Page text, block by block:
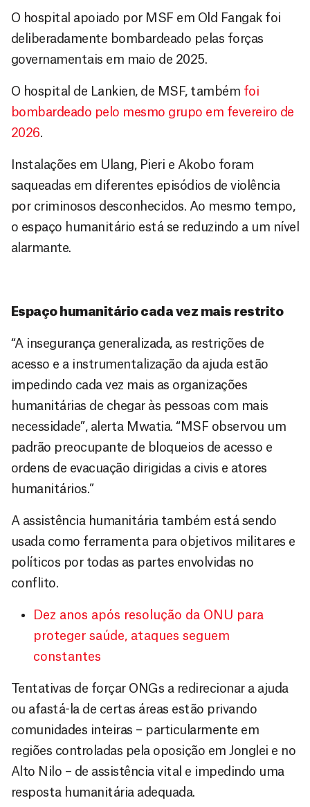
O hospital apoiado por MSF em Old Fangak foi
deliberadamente bombardeado pelas forças
governamentais em maio de 2025.
O hospital de Lankien, de MSF, também foi
bombardeado pelo mesmo grupo em fevereiro de
2026.
Instalações em Ulang, Pieri e Akobo foram
saqueadas em diferentes episódios de violência
por criminosos desconhecidos. Ao mesmo tempo,
o espaço humanitário está se reduzindo a um nível
alarmante.
Espaço humanitário cada vez mais restrito
“A insegurança generalizada, as restrições de
acesso e a instrumentalização da ajuda estão
impedindo cada vez mais as organizações
humanitárias de chegar às pessoas com mais
necessidade”, alerta Mwatia. “MSF observou um
padrão preocupante de bloqueios de acesso e
ordens de evacuação dirigidas a civis e atores
humanitários.”
A assistência humanitária também está sendo
usada como ferramenta para objetivos militares e
políticos por todas as partes envolvidas no
conflito.
Dez anos após resolução da ONU para
proteger saúde, ataques seguem
constantes
Tentativas de forçar ONGs a redirecionar a ajuda
ou afastá-la de certas áreas estão privando
comunidades inteiras – particularmente em
regiões controladas pela oposição em Jonglei e no
Alto Nilo – de assistência vital e impedindo uma
resposta humanitária adequada.